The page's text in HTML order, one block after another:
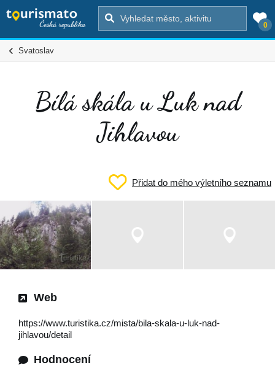
0
Svatoslav
Bílá skála u Luk nad
Jihlavou
Přidat do mého výletního seznamu
Web
https://www.turistika.cz/mista/bila-skala-u-luk-nad-
jihlavou/detail
Hodnocení